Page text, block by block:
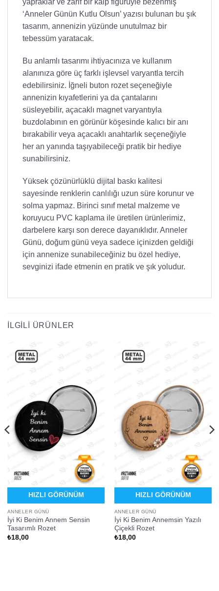
yapraklar ve zarif bir kalp figürüyle bezenmiş
‘Anneler Günün Kutlu Olsun’ yazısı bulunan bu şık
tasarım, annenizin yüzünde unutulmaz bir
tebessüm yaratacak.
Bu anlamlı tasarımı ihtiyacınıza ve kullanım
alanınıza göre üç farklı işlevsel varyantla tercih
edebilirsiniz. İğneli buton rozet seçeneğiyle
annenizin kıyafetlerini ya da çantalarını
süsleyebilir, açacaklı magnet varyantıyla
buzdolabının en görünür köşesinde kalıcı bir anı
bırakabilir veya açacaklı anahtarlık seçeneğiyle
her an yanında taşıyabileceği pratik bir hediye
sunabilirsiniz.
Yüksek çözünürlüklü dijital baskı kalitesi
sayesinde renklerin canlılığı uzun süre korunur ve
solma yapmaz. Birinci sınıf metal malzeme ve
koruyucu PVC kaplama ile üretilen ürünlerimiz,
darbelere karşı son derece dayanıklıdır. Anneler
Günü, doğum günü veya sadece içinizden geldiği
için annenize sunabileceğiniz bu özel hediye,
sevginizi ifade etmenin en pratik ve şık yoludur.
İLGILI ÜRÜNLER
HIZLI GÖRÜNÜM
ANNELER GÜNÜ
İyi Ki Benim Annem Sensin
Tasarımlı Rozet
₺18,00
HIZLI GÖRÜNÜM
ANNELER GÜNÜ
İyi Ki Benim Annemsin Yazılı
Çiçekli Rozet
₺18,00